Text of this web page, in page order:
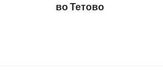
во Тетово